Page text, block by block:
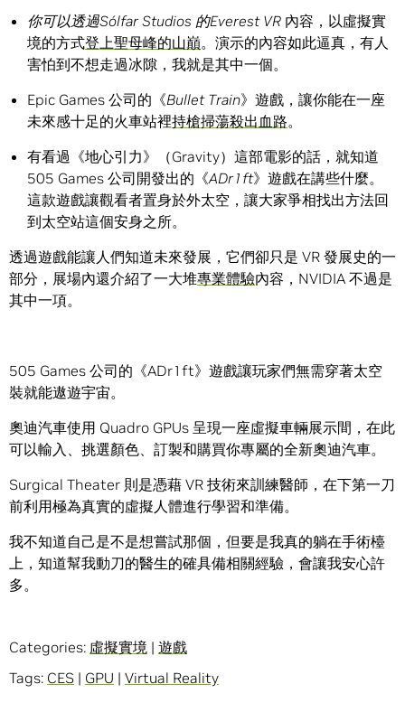
你可以透過Sólfar Studios 的Everest VR 內容，以虛擬實
境的方式登上聖母峰的山巔。演示的內容如此逼真，有人
害怕到不想走過冰隙，我就是其中一個。
Epic Games 公司的《Bullet Train》遊戲，讓你能在一座
未來感十足的火車站裡持槍掃蕩殺出血路。
有看過《地心引力》（Gravity）這部電影的話，就知道
505 Games 公司開發出的《ADr1ft》遊戲在講些什麼。
這款遊戲讓觀看者置身於外太空，讓大家爭相找出方法回
到太空站這個安身之所。
透過遊戲能讓人們知道未來發展，它們卻只是 VR 發展史的一
部分，展場內還介紹了一大堆專業體驗內容，NVIDIA 不過是
其中一項。
505 Games 公司的《ADr1ft》遊戲讓玩家們無需穿著太空
裝就能遨遊宇宙。
奧迪汽車使用 Quadro GPUs 呈現一座虛擬車輛展示間，在此
可以輸入、挑選顏色、訂製和購買你專屬的全新奧迪汽車。
Surgical Theater 則是憑藉 VR 技術來訓練醫師，在下第一刀
前利用極為真實的虛擬人體進行學習和準備。
我不知道自己是不是想嘗試那個，但要是我真的躺在手術檯
上，知道幫我動刀的醫生的確具備相關經驗，會讓我安心許
多。
Categories: 虛擬實境 | 遊戲
Tags: CES | GPU | Virtual Reality